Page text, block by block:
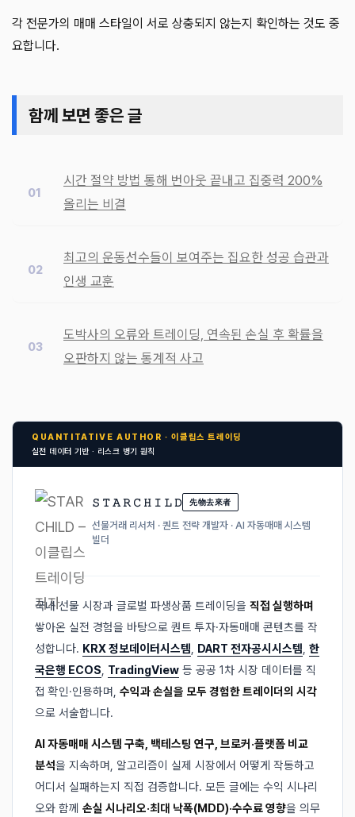
각 전문가의 매매 스타일이 서로 상충되지 않는지 확인하는 것도 중
요합니다.
함께 보면 좋은 글
시간 절약 방법 통해 번아웃 끝내고 집중력 200%
올리는 비결
최고의 운동선수들이 보여주는 집요한 성공 습관과
인생 교훈
도박사의 오류와 트레이딩, 연속된 손실 후 확률을
오판하지 않는 통계적 사고
QUANTITATIVE AUTHOR · 이클립스 트레이딩
실전 데이터 기반 · 리스크 병기 원칙
𝚂 𝚃 𝙰 𝚁 𝙲 𝙷 𝙸 𝙻 𝙳 先物去來者
선물거래 리서처 · 퀀트 전략 개발자 · AI 자동매매 시스템
빌더
국내 선물 시장과 글로벌 파생상품 트레이딩을 직접 실행하며
쌓아온 실전 경험을 바탕으로 퀀트 투자·자동매매 콘텐츠를 작
성합니다. KRX 정보데이터시스템, DART 전자공시시스템, 한
국은행 ECOS, TradingView 등 공공 1차 시장 데이터를 직
접 확인·인용하며, 수익과 손실을 모두 경험한 트레이더의 시각
으로 서술합니다.
AI 자동매매 시스템 구축, 백테스팅 연구, 브로커·플랫폼 비교
분석을 지속하며, 알고리즘이 실제 시장에서 어떻게 작동하고
어디서 실패하는지 직접 검증합니다. 모든 글에는 수익 시나리
오와 함께 손실 시나리오·최대 낙폭(MDD)·수수료 영향을 의무